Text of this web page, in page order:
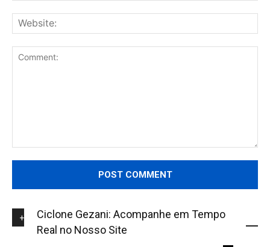
+NOVIDADES
Ciclone Gezani: Acompanhe em Tempo
Real no Nosso Site